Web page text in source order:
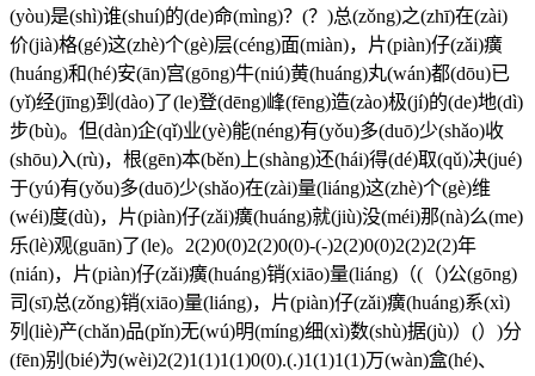
(yòu)是(shì)谁(shuí)的(de)命(mìng)？(？)总(zǒng)之(zhī)在(zài)
价(jià)格(gé)这(zhè)个(gè)层(céng)面(miàn)，片(piàn)仔(zǎi)癀
(huáng)和(hé)安(ān)宫(gōng)牛(niú)黄(huáng)丸(wán)都(dōu)已
(yǐ)经(jīng)到(dào)了(le)登(dēng)峰(fēng)造(zào)极(jí)的(de)地(dì)
步(bù)。但(dàn)企(qǐ)业(yè)能(néng)有(yǒu)多(duō)少(shǎo)收
(shōu)入(rù)，根(gēn)本(běn)上(shàng)还(hái)得(dé)取(qǔ)决(jué)
于(yú)有(yǒu)多(duō)少(shǎo)在(zài)量(liáng)这(zhè)个(gè)维
(wéi)度(dù)，片(piàn)仔(zǎi)癀(huáng)就(jiù)没(méi)那(nà)么(me)
乐(lè)观(guān)了(le)。2(2)0(0)2(2)0(0)-(-)2(2)0(0)2(2)2(2)年
(nián)，片(piàn)仔(zǎi)癀(huáng)销(xiāo)量(liáng)（(（)公(gōng)
司(sī)总(zǒng)销(xiāo)量(liáng)，片(piàn)仔(zǎi)癀(huáng)系(xì)
列(liè)产(chǎn)品(pǐn)无(wú)明(míng)细(xì)数(shù)据(jù)）(）)分
(fēn)别(bié)为(wèi)2(2)1(1)1(1)0(0).(.)1(1)1(1)万(wàn)盒(hé)、